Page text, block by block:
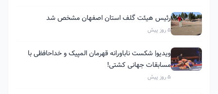
رئیس هیئت گلف استان اصفهان مشخص شد
5 روز پیش
ویدیو| شکست ناباورانه قهرمان المپیک و خداحافظی با
مسابقات جهانی کشتی!
5 روز پیش